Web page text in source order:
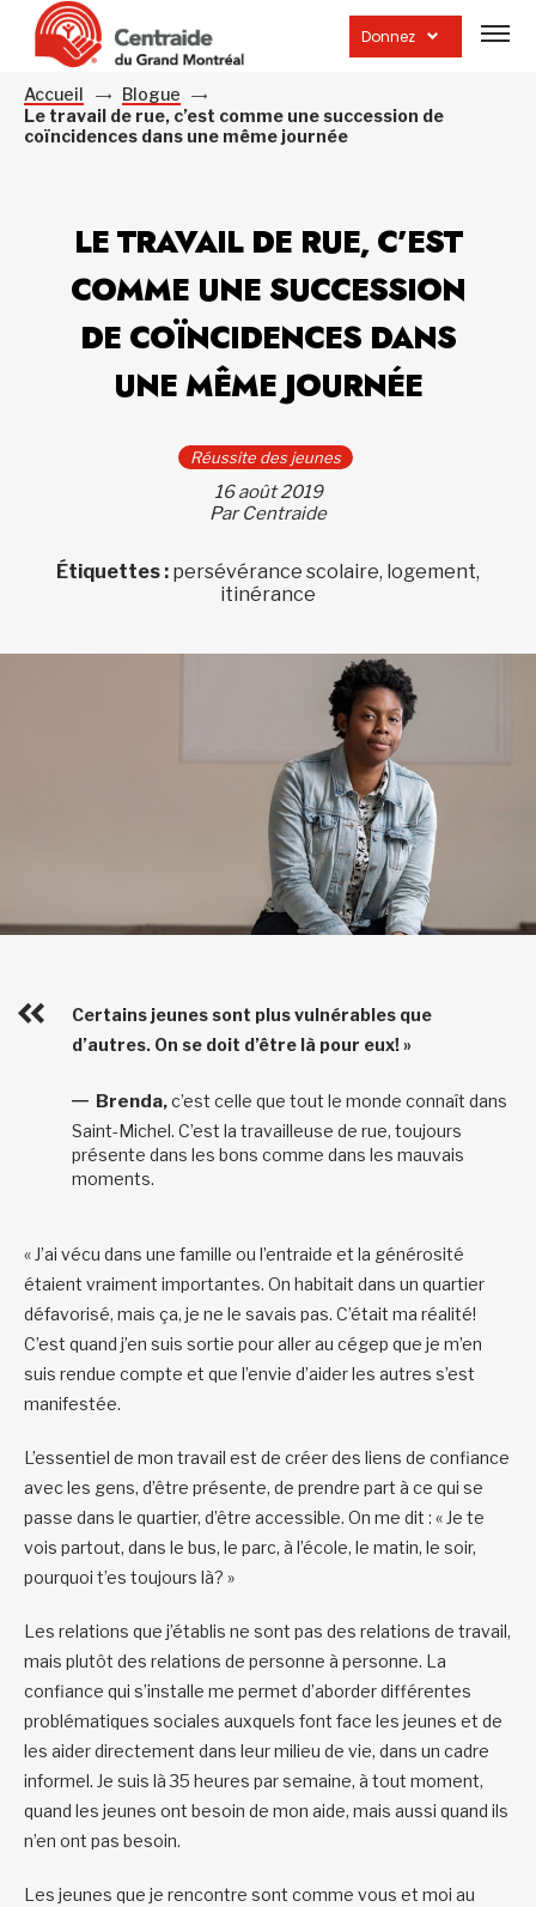
Donnez
la
Accueil
Blogue
Le travail de rue, c’est comme une succession de
coïncidences dans une même journée
LE TRAVAIL DE RUE, C’EST
COMME UNE SUCCESSION
DE COÏNCIDENCES DANS
UNE MÊME JOURNÉE
Réussite des jeunes
16 août 2019
Par Centraide
Étiquettes : persévérance scolaire, logement,
itinérance
Certains jeunes sont plus vulnérables que
d’autres. On se doit d’être là pour eux! »
Brenda,c’est celle que tout le monde connaît dans
Saint-Michel. C’est la travailleuse de rue, toujours
présente dans les bons comme dans les mauvais
moments.
« J’ai vécu dans une famille ou l’entraide et la générosité
étaient vraiment importantes. On habitait dans un quartier
défavorisé, mais ça, je ne le savais pas. C’était ma réalité!
C’est quand j’en suis sortie pour aller au cégep que je m’en
suis rendue compte et que l’envie d’aider les autres s’est
manifestée.
L’essentiel de mon travail est de créer des liens de confiance
avec les gens, d’être présente, de prendre part à ce qui se
passe dans le quartier, d’être accessible. On me dit : « Je te
vois partout, dans le bus, le parc, à l’école, le matin, le soir,
pourquoi t’es toujours là? »
Les relations que j’établis ne sont pas des relations de travail,
mais plutôt des relations de personne à personne. La
confiance qui s’installe me permet d’aborder différentes
problématiques sociales auxquels font face les jeunes et de
les aider directement dans leur milieu de vie, dans un cadre
informel. Je suis là 35 heures par semaine, à tout moment,
quand les jeunes ont besoin de mon aide, mais aussi quand ils
n’en ont pas besoin.
Les jeunes que je rencontre sont comme vous et moi au